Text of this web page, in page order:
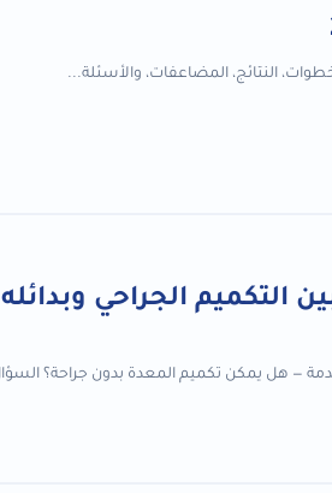
التكميم الجراحي وبدائله